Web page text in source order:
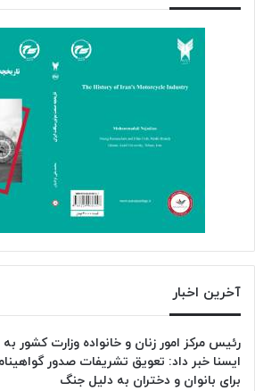
آخرین اخبار
رئیس مرکز امور زنان و خانواده وزارت کشور به
ایسنا خبر داد: تعویق تشریفات صدور
برای بانوان و دختران به دلیل جنگ